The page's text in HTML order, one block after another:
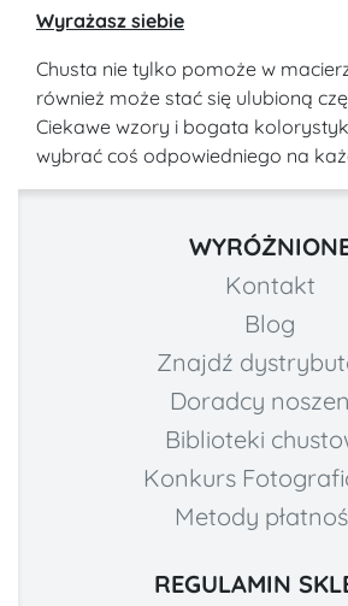
Wyrażasz siebie
Chusta nie tylko pomoże w
również może stać się ulubioną
Ciekawe wzory i bogata
wybrać coś odpowiedniego na
Kontakt
Blog
Znajdź
Doradcy
Biblioteki
Konkurs
Metody
REGULAMIN